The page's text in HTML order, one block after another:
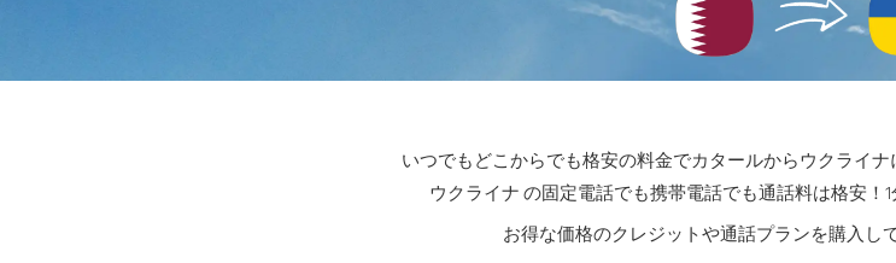
いつでもどこからでも格安の料金でカタールからウクライナ
ウクライナ の固定電話でも携帯電話でも通話料は格安！1
お得な価格のクレジットや通話プランを購入し